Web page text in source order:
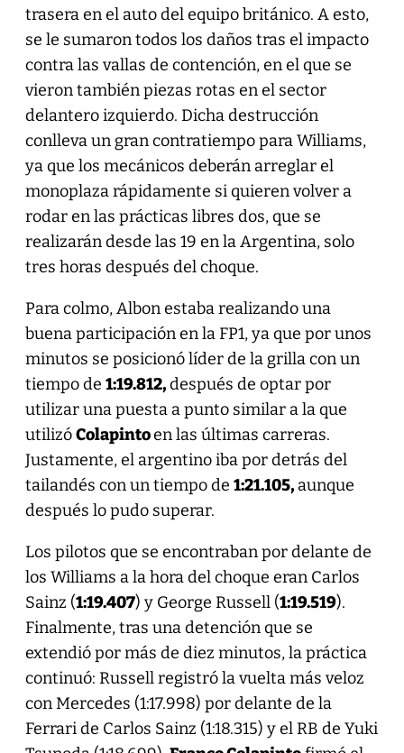
trasera en el auto del equipo británico. A esto,
se le sumaron todos los daños tras el impacto
contra las vallas de contención, en el que se
vieron también piezas rotas en el sector
delantero izquierdo. Dicha destrucción
conlleva un gran contratiempo para Williams,
ya que los mecánicos deberán arreglar el
monoplaza rápidamente si quieren volver a
rodar en las prácticas libres dos, que se
realizarán desde las 19 en la Argentina, solo
tres horas después del choque.
Para colmo, Albon estaba realizando una
buena participación en la FP1, ya que por unos
minutos se posicionó líder de la grilla con un
tiempo de 1:19.812,después de optar por
utilizar una puesta a punto similar a la que
utilizóColapintoen las últimas carreras.
Justamente, el argentino iba por detrás del
tailandés con un tiempo de 1:21.105,aunque
después lo pudo superar.
Los pilotos que se encontraban por delante de
los Williams a la hora del choque eran Carlos
Sainz (1:19.407) y George Russell (1:19.519).
Finalmente, tras una detención que se
extendió por más de diez minutos, la práctica
continuó: Russell registró la vuelta más veloz
con Mercedes (1:17.998) por delante de la
Ferrari de Carlos Sainz (1:18.315) y el RB de Yuki